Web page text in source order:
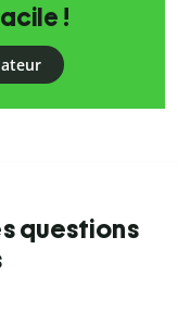
!
questions